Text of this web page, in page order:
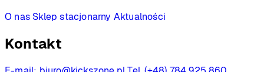
O nas Sklep stacjonarny Aktualności
Kontakt